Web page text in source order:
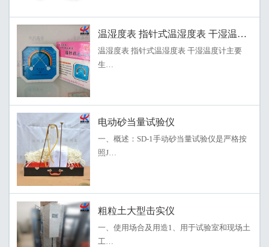
温湿度表 指针式温湿度表 干湿温度计
温湿度表 指针式温湿度表 干湿温度计主要
生…
电动砂当量试验仪
一、概述：SD-1手动砂当量试验仪是严格按
照J…
粗粒土大型击实仪
一、使用场合及用造1、用于试验室和现场土
工…